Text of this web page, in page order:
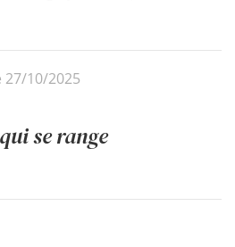
27/10/2025
se range